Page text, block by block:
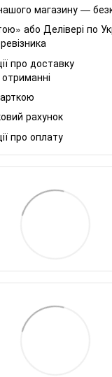
магазину —
або Делівері по
про доставку
рахунок
про оплату